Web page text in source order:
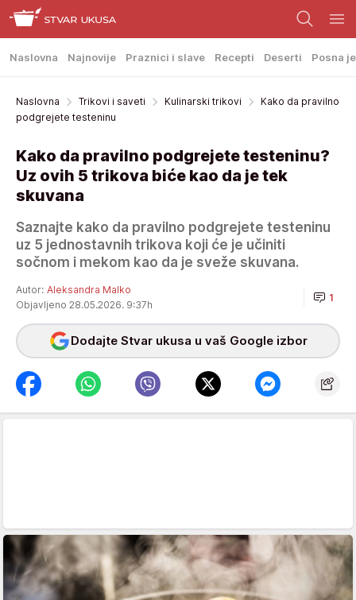
Naslovna Najnovije Praznici i slave Recepti Deserti Posna
Naslovna Trikovi i saveti Kulinarski trikovi
Kako da pravilno
podgrejete testeninu
Kako da pravilno podgrejete testeninu?
Uz ovih 5 trikova biće kao da je tek
skuvana
Saznajte kako da pravilno podgrejete testeninu
uz 5 jednostavnih trikova koji će je učiniti
sočnom i mekom kao da je sveže skuvana.
Autor: Aleksandra Malko
Objavljeno 28.05.2026. 9:37h
1
Dodajte Stvar ukusa u vaš Google izbor